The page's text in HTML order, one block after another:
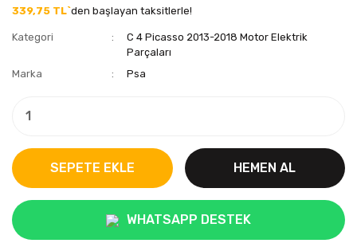
339,75 TL`den başlayan taksitlerle!
Kategori
C 4 Picasso 2013-2018 Motor Elektrik
Parçaları
Marka
Psa
SEPETE EKLE HEMEN AL
WHATSAPP DESTEK